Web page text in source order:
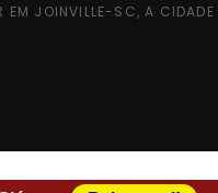
EM JOINVILLE-SC, A CIDADE